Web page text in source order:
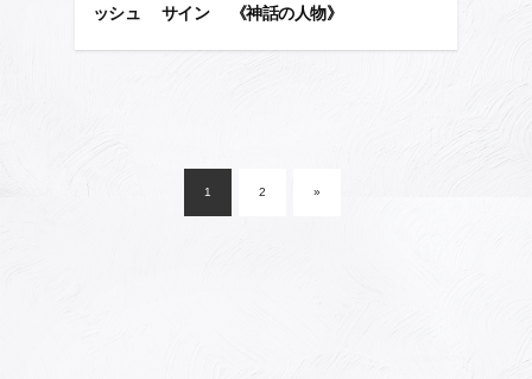
ッシュ サイン 《神話の人物》
1 2 »